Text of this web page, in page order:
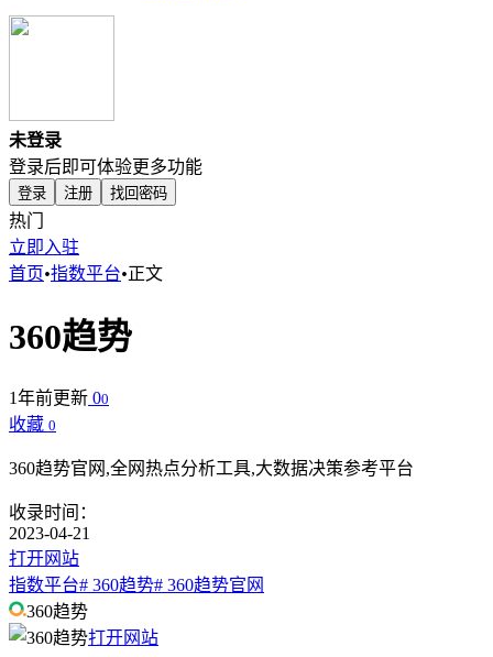
未登录
登录后即可体验更多功能
登录 注册 找回密码
热门
立即入驻
首页•指数平台•正文
360趋势
1年前更新 00
收藏 0
360趋势官网,全网热点分析工具,大数据决策参考平台
收录时间：
2023-04-21
打开网站
指数平台# 360趋势# 360趋势官网
360趋势
打开网站